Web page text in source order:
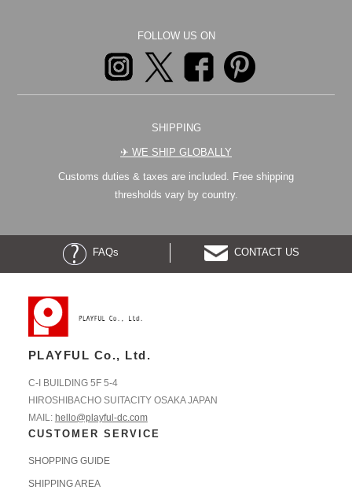
FOLLOW US ON
SHIPPING
✈︎ WE SHIP GLOBALLY
Customs duties & taxes are included. Free shipping
thresholds vary by country.
FAQs CONTACT US
PLAYFUL Co., Ltd.
C-I BUILDING 5F 5-4
HIROSHIBACHO SUITACITY OSAKA JAPAN
MAIL: hello@playful-dc.com
CUSTOMER SERVICE
SHOPPING GUIDE
SHIPPING AREA